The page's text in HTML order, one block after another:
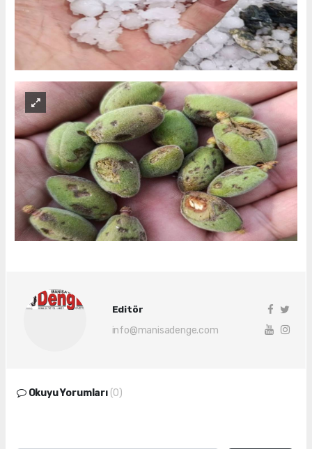
Editör
info@manisadenge.com
Okuyu Yorumları (0)